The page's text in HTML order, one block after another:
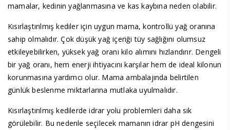
mamalar, kedinin yağlanmasına ve kas kaybına neden olabilir.
Kısırlaştırılmış kediler için uygun mama, kontrollü yağ oranına
sahip olmalıdır. Çok düşük yağ içeriği tüy sağlığını olumsuz
etkileyebilirken, yüksek yağ oranı kilo alımını hızlandırır. Dengeli
bir yağ oranı, hem enerji ihtiyacını karşılar hem de ideal kilonun
korunmasına yardımcı olur. Mama ambalajında belirtilen
günlük beslenme miktarlarına mutlaka uyulmalıdır.
Kısırlaştırılmış kedilerde idrar yolu problemleri daha sık
görülebilir. Bu nedenle seçilecek mamanın idrar pH dengesini